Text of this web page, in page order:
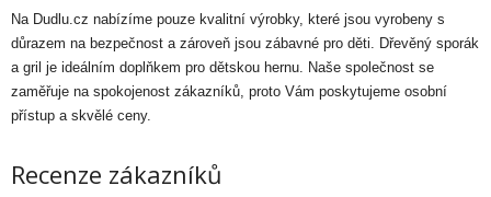
Na Dudlu.cz nabízíme pouze kvalitní výrobky, které jsou vyrobeny s
důrazem na bezpečnost a zároveň jsou zábavné pro děti. Dřevěný sporák
a gril je ideálním doplňkem pro dětskou hernu. Naše společnost se
zaměřuje na spokojenost zákazníků, proto Vám poskytujeme osobní
přístup a skvělé ceny.
Recenze zákazníků